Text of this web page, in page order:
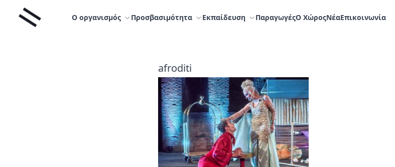
Μετάβαση
περιεχόμενο
Liminal Ο οργανισμός Προσβασιμότητα Εκπαίδευση ΠαραγωγέςΟ ΧώροςNέαΕπικοινωνία
afroditi